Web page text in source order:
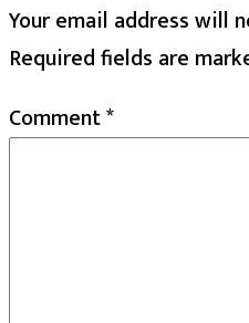
Your email address will
Required fields are
Comment*